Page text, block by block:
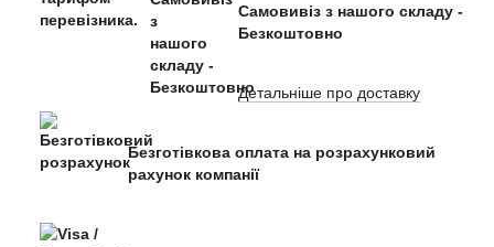
Самовивіз з нашого складу -
Безкоштовно
Детальніше про доставку
Безготівкова оплата на розрахунковий
рахунок компанії